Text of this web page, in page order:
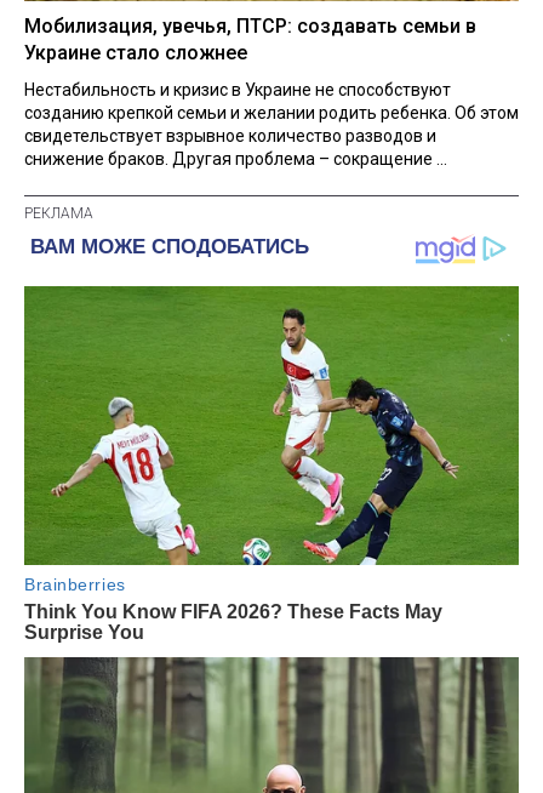
Мобилизация, увечья, ПТСР: создавать семьи в
Украине стало сложнее
Нестабильность и кризис в Украине не способствуют
созданию крепкой семьи и желании родить ребенка. Об этом
свидетельствует взрывное количество разводов и
снижение браков. Другая проблема – сокращение ...